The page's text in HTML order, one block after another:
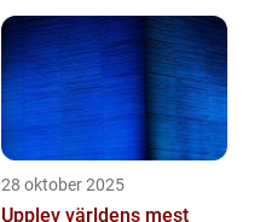
28 oktober 2025
Upplev världens mest